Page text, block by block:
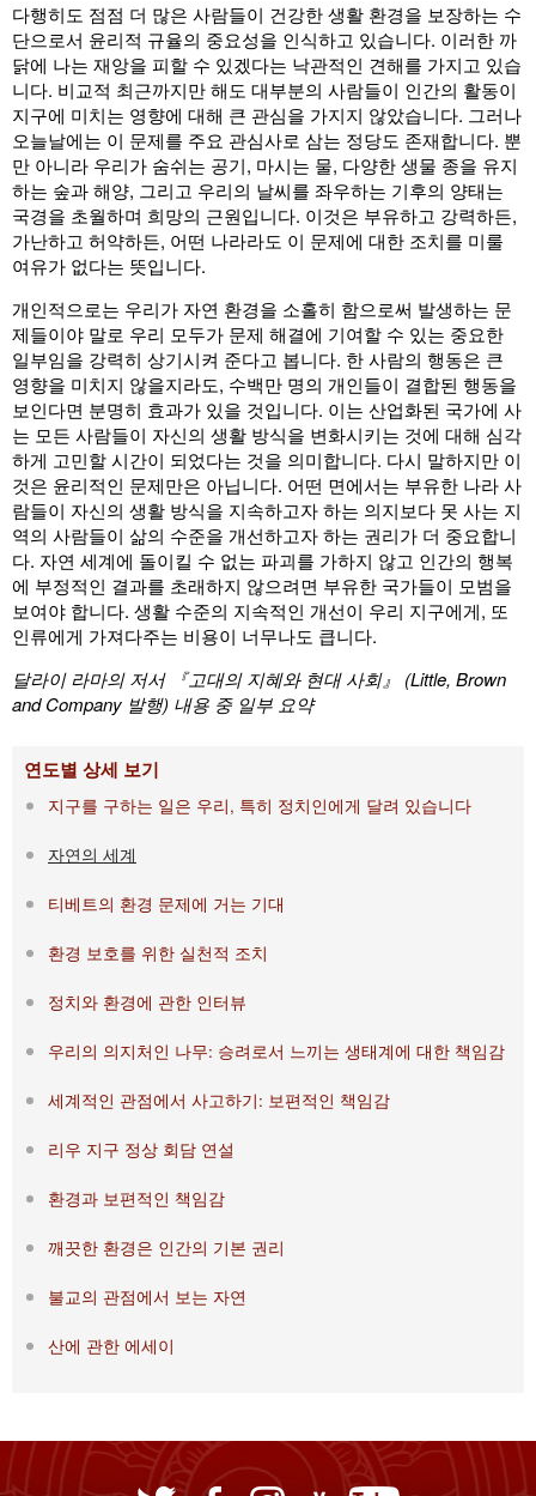
다행히도 점점 더 많은 사람들이 건강한 생활 환경을 보장하는 수
단으로서 윤리적 규율의 중요성을 인식하고 있습니다. 이러한 까
닭에 나는 재앙을 피할 수 있겠다는 낙관적인 견해를 가지고 있습
니다. 비교적 최근까지만 해도 대부분의 사람들이 인간의 활동이
지구에 미치는 영향에 대해 큰 관심을 가지지 않았습니다. 그러나
오늘날에는 이 문제를 주요 관심사로 삼는 정당도 존재합니다. 뿐
만 아니라 우리가 숨쉬는 공기, 마시는 물, 다양한 생물 종을 유지
하는 숲과 해양, 그리고 우리의 날씨를 좌우하는 기후의 양태는
국경을 초월하며 희망의 근원입니다. 이것은 부유하고 강력하든,
가난하고 허약하든, 어떤 나라라도 이 문제에 대한 조치를 미룰
여유가 없다는 뜻입니다.
개인적으로는 우리가 자연 환경을 소홀히 함으로써 발생하는 문
제들이야 말로 우리 모두가 문제 해결에 기여할 수 있는 중요한
일부임을 강력히 상기시켜 준다고 봅니다. 한 사람의 행동은 큰
영향을 미치지 않을지라도, 수백만 명의 개인들이 결합된 행동을
보인다면 분명히 효과가 있을 것입니다. 이는 산업화된 국가에 사
는 모든 사람들이 자신의 생활 방식을 변화시키는 것에 대해 심각
하게 고민할 시간이 되었다는 것을 의미합니다. 다시 말하지만 이
것은 윤리적인 문제만은 아닙니다. 어떤 면에서는 부유한 나라 사
람들이 자신의 생활 방식을 지속하고자 하는 의지보다 못 사는 지
역의 사람들이 삶의 수준을 개선하고자 하는 권리가 더 중요합니
다. 자연 세계에 돌이킬 수 없는 파괴를 가하지 않고 인간의 행복
에 부정적인 결과를 초래하지 않으려면 부유한 국가들이 모범을
보여야 합니다. 생활 수준의 지속적인 개선이 우리 지구에게, 또
인류에게 가져다주는 비용이 너무나도 큽니다.
달라이 라마의 저서 『고대의 지혜와 현대 사회』 (Little, Brown
and Company 발행) 내용 중 일부 요약
연도별 상세 보기
지구를 구하는 일은 우리, 특히 정치인에게 달려 있습니다
자연의 세계
티베트의 환경 문제에 거는 기대
환경 보호를 위한 실천적 조치
정치와 환경에 관한 인터뷰
우리의 의지처인 나무: 승려로서 느끼는 생태계에 대한 책임감
세계적인 관점에서 사고하기: 보편적인 책임감
리우 지구 정상 회담 연설
환경과 보편적인 책임감
깨끗한 환경은 인간의 기본 권리
불교의 관점에서 보는 자연
산에 관한 에세이